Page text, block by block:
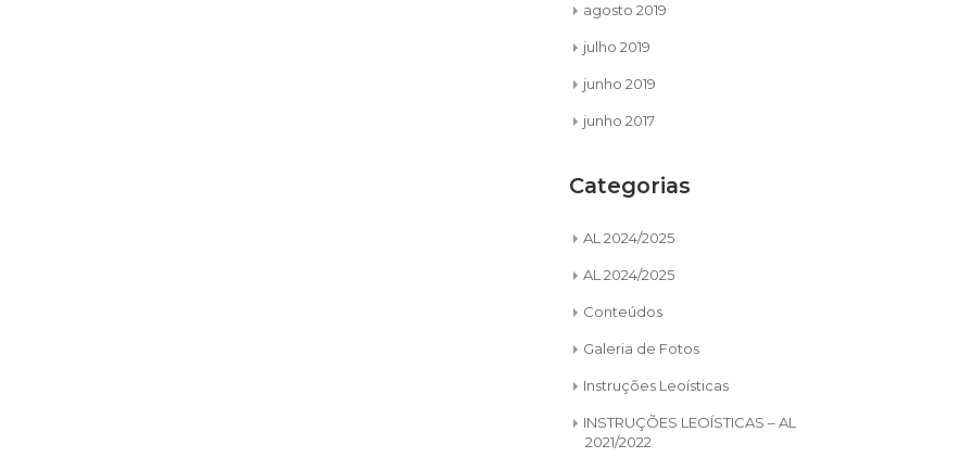
agosto 2019
julho 2019
junho 2019
junho 2017
Categorias
AL 2024/2025
AL 2024/2025
Conteúdos
Galeria de Fotos
Instruções Leoísticas
INSTRUÇÕES LEOÍSTICAS – AL
2021/2022